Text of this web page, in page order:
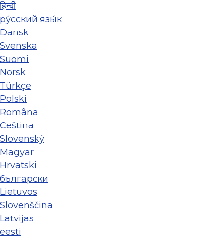
हिन्दी
ру́сский язы́к
Dansk
Svenska
Suomi
Norsk
Türkçe
Polski
Româna
Ceština
Slovenský
Magyar
Hrvatski
български
Lietuvos
Slovenščina
Latvijas
eesti